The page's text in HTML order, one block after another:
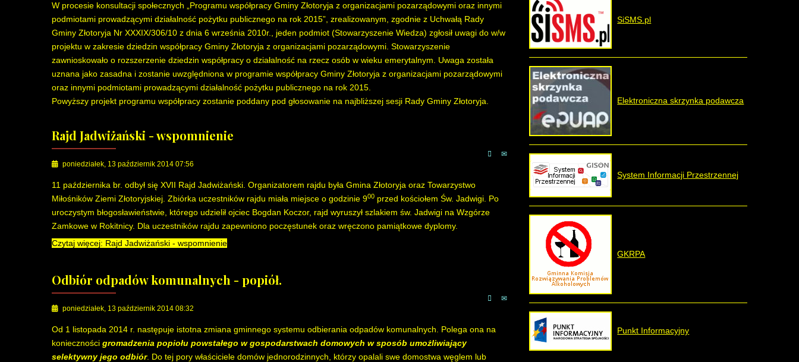
W procesie konsultacji społecznych „Programu współpracy Gminy Złotoryja z organizacjami pozarządowymi oraz innymi
podmiotami prowadzącymi działalność pożytku publicznego na rok 2015”, zrealizowanym, zgodnie z Uchwałą Rady
Gminy Złotoryja Nr XXXIX/306/10 z dnia 6 września 2010r., jeden podmiot (Stowarzyszenie Wiedza) zgłosił uwagi do w/w
projektu w zakresie dziedzin współpracy Gminy Złotoryja z organizacjami pozarządowymi. Stowarzyszenie
zawnioskowało o rozszerzenie dziedzin współpracy o działalność na rzecz osób w wieku emerytalnym. Uwaga została
uznana jako zasadna i zostanie uwzględniona w programie współpracy Gminy Złotoryja z organizacjami pozarządowymi
oraz innymi podmiotami prowadzącymi działalność pożytku publicznego na rok 2015.
Powyższy projekt programu współpracy zostanie poddany pod głosowanie na najbliższej sesji Rady Gminy Złotoryja.
Rajd Jadwiżański - wspomnienie
poniedziałek, 13 październik 2014 07:56
11 października br. odbył się XVII Rajd Jadwiżański. Organizatorem rajdu była Gmina Złotoryja oraz Towarzystwo
Miłośników Ziemi Złotoryjskiej. Zbiórka uczestników rajdu miała miejsce o godzinie 900 przed kościołem Św. Jadwigi. Po
uroczystym błogosławieństwie, którego udzielił ojciec Bogdan Koczor, rajd wyruszył szlakiem św. Jadwigi na Wzgórze
Zamkowe w Rokitnicy. Dla uczestników rajdu zapewniono poczęstunek oraz wręczono pamiątkowe dyplomy.
Czytaj więcej: Rajd Jadwiżański - wspomnienie
Odbiór odpadów komunalnych - popiół.
poniedziałek, 13 październik 2014 08:32
Od 1 listopada 2014 r. następuje istotna zmiana gminnego systemu odbierania odpadów komunalnych. Polega ona na
konieczności gromadzenia popiołu powstałego w gospodarstwach domowych w sposób umożliwiający
selektywny jego odbiór. Do tej pory właściciele domów jednorodzinnych, którzy opalali swe domostwa węglem lub
SiSMS.pl
Elektroniczna skrzynka podawcza
System Informacji Przestrzennej
GKRPA
Punkt Informacyjny